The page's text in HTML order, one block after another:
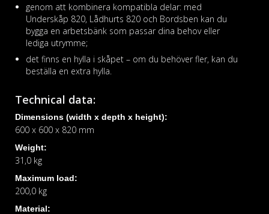
genom att kombinera kompatibla delar: med
Underskåp 820, Lådhurts 820 och Bordsben kan du
bygga en arbetsbänk som passar dina behov eller
lediga utrymme;
det finns en hylla i skåpet – om du behöver fler, kan du
beställa en extra hylla.
Technical data:
Dimensions (width x depth x height):
600 x 600 x 820 mm
Weight:
31,0 kg
Maximum load:
200,0 kg
Material: